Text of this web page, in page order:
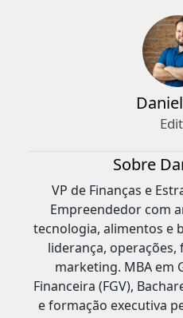
Sobre
VP de Finanças e
Empreendedor com
tecnologia, alimentos e
liderança,
marketing. MBA em
Financeira (FGV),
e formação executiva